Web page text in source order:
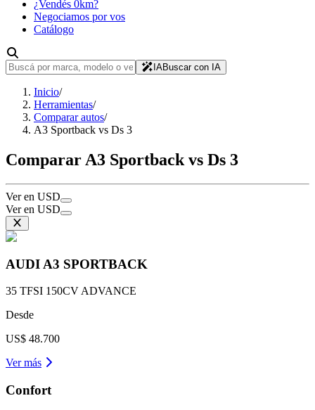
¿Vendés 0km?
Negociamos por vos
Catálogo
IABuscar con IA
Inicio/
Herramientas/
Comparar autos/
A3 Sportback vs Ds 3
Comparar A3 Sportback vs Ds 3
Ver en USD
Ver en USD
AUDI A3 SPORTBACK
35 TFSI 150CV ADVANCE
Desde
US$ 48.700
Ver más
Confort